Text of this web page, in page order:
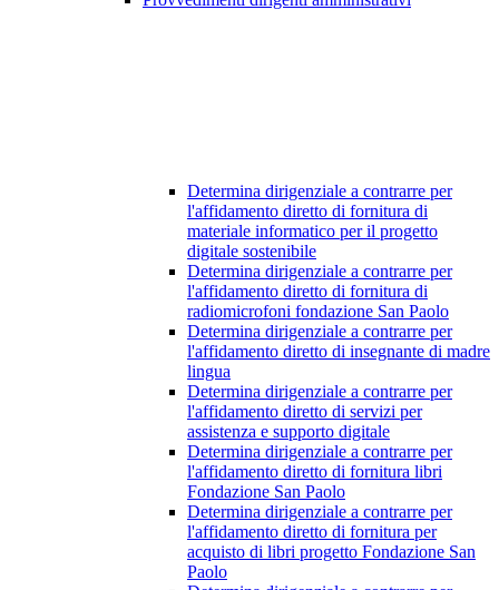
Determina dirigenziale a contrarre per
l'affidamento diretto di fornitura di
materiale informatico per il progetto
digitale sostenibile
Determina dirigenziale a contrarre per
l'affidamento diretto di fornitura di
radiomicrofoni fondazione San Paolo
Determina dirigenziale a contrarre per
l'affidamento diretto di insegnante di madre
lingua
Determina dirigenziale a contrarre per
l'affidamento diretto di servizi per
assistenza e supporto digitale
Determina dirigenziale a contrarre per
l'affidamento diretto di fornitura libri
Fondazione San Paolo
Determina dirigenziale a contrarre per
l'affidamento diretto di fornitura per
acquisto di libri progetto Fondazione San
Paolo